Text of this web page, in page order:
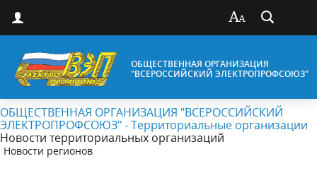
ОБЩЕСТВЕННАЯ ОРГАНИЗАЦИЯ
"ВСЕРОССИЙСКИЙ ЭЛЕКТРОПРОФСОЮЗ"
ОБЩЕСТВЕННАЯ ОРГАНИЗАЦИЯ "ВСЕРОССИЙСКИЙ
ЭЛЕКТРОПРОФСОЮЗ" - Территориальные организации
Новости территориальных организаций
Новости регионов